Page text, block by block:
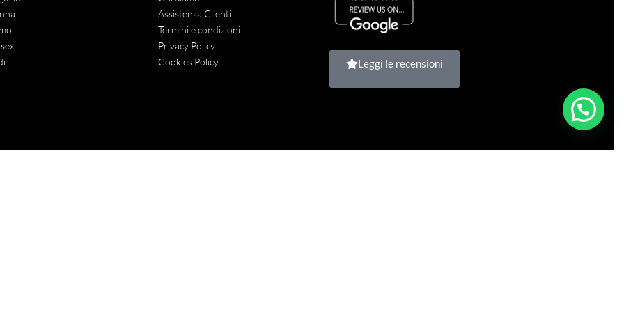
Assistenza Clienti
Termini e condizioni
Privacy Policy
Cookies Policy
Leggi le recensioni